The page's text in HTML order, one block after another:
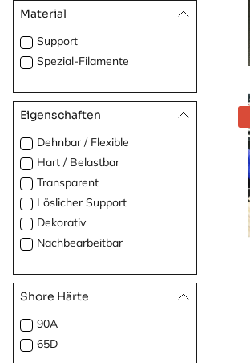
Material
Support
Spezial-Filamente
Eigenschaften
Dehnbar / Flexible
Hart / Belastbar
Transparent
Löslicher Support
Dekorativ
Nachbearbeitbar
Shore Härte
90A
65D